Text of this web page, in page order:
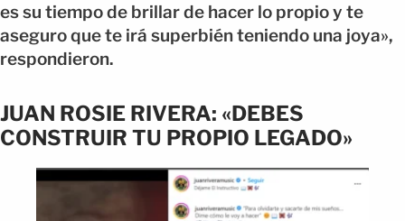
es su tiempo de brillar de hacer lo propio y te
aseguro que te irá superbién teniendo una joya»,
respondieron.
JUAN ROSIE RIVERA: «DEBES
CONSTRUIR TU PROPIO LEGADO»